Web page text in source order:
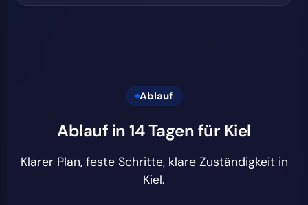
Ablauf
Ablauf in 14 Tagen für Kiel
Klarer Plan, feste Schritte, klare Zuständigkeit in
Kiel.